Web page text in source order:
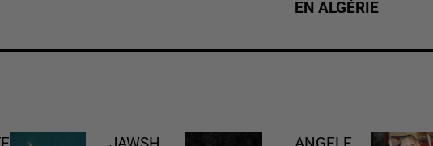
EN ALGÉRIE